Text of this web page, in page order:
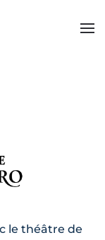
le théâtre de